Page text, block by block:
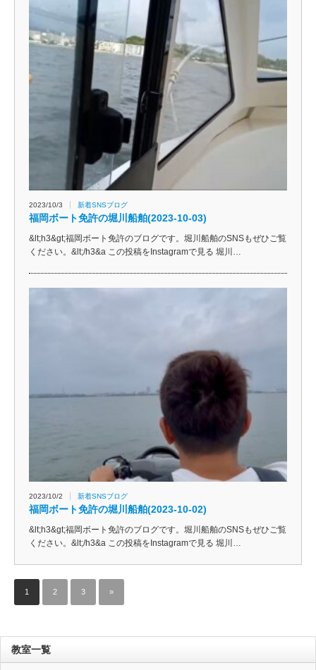
2023/10/3 新着SNSブログ
福岡ボート免許の堀川船舶(2023-10-03)
&lt;h3&gt;福岡ボート免許のブログです。堀川船舶のSNSもぜひご覧
ください。&lt;/h3&a この投稿をInstagramで見る 堀川…
2023/10/2 新着SNSブログ
福岡ボート免許の堀川船舶(2023-10-02)
&lt;h3&gt;福岡ボート免許のブログです。堀川船舶のSNSもぜひご覧
ください。&lt;/h3&a この投稿をInstagramで見る 堀川…
1 2 3 »
教室一覧